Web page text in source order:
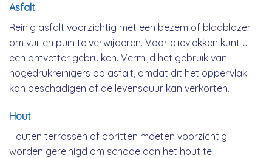
Asfalt
Reinig asfalt voorzichtig met een bezem of bladblazer
om vuil en puin te verwijderen. Voor olievlekken kunt u
een ontvetter gebruiken. Vermijd het gebruik van
hogedrukreinigers op asfalt, omdat dit het oppervlak
kan beschadigen of de levensduur kan verkorten.
Hout
Houten terrassen of opritten moeten voorzichtig
worden gereinigd om schade aan het hout te